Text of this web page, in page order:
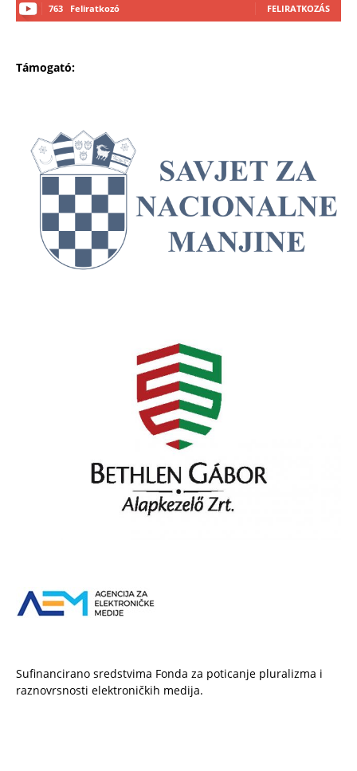
763 Feliratkozó FELIRATKOZÁS
Támogató:
Sufinancirano sredstvima Fonda za poticanje pluralizma i
raznovrsnosti elektroničkih medija.